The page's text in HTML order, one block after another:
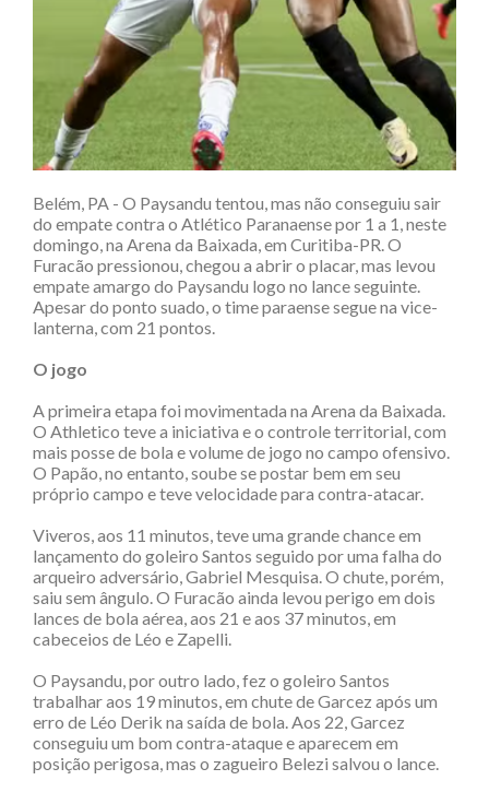
Belém, PA - O Paysandu tentou, mas não conseguiu sair
do empate contra o Atlético Paranaense por 1 a 1, neste
domingo, na Arena da Baixada, em Curitiba-PR. O
Furacão pressionou, chegou a abrir o placar, mas levou
empate amargo do Paysandu logo no lance seguinte.
Apesar do ponto suado, o time paraense segue na vice-
lanterna, com 21 pontos.
O jogo
A primeira etapa foi movimentada na Arena da Baixada.
O Athletico teve a iniciativa e o controle territorial, com
mais posse de bola e volume de jogo no campo ofensivo.
O Papão, no entanto, soube se postar bem em seu
próprio campo e teve velocidade para contra-atacar.
Viveros, aos 11 minutos, teve uma grande chance em
lançamento do goleiro Santos seguido por uma falha do
arqueiro adversário, Gabriel Mesquisa. O chute, porém,
saiu sem ângulo. O Furacão ainda levou perigo em dois
lances de bola aérea, aos 21 e aos 37 minutos, em
cabeceios de Léo e Zapelli.
O Paysandu, por outro lado, fez o goleiro Santos
trabalhar aos 19 minutos, em chute de Garcez após um
erro de Léo Derik na saída de bola. Aos 22, Garcez
conseguiu um bom contra-ataque e aparecem em
posição perigosa, mas o zagueiro Belezi salvou o lance.